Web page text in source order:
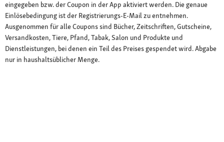
eingegeben bzw. der Coupon in der App aktiviert werden. Die genaue
Einlösebedingung ist der Registrierungs-E-Mail zu entnehmen.
Ausgenommen für alle Coupons sind Bücher, Zeitschriften, Gutscheine,
Versandkosten, Tiere, Pfand, Tabak, Salon und Produkte und
Dienstleistungen, bei denen ein Teil des Preises gespendet wird. Abgabe
nur in haushaltsüblicher Menge.